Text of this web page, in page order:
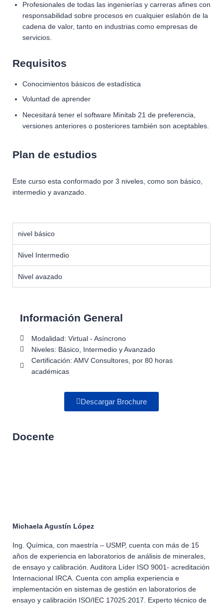
Profesionales de todas las ingenierías y carreras afines con
responsabilidad sobre procesos en cualquier eslabón de la
cadena de valor, tanto en industrias como empresas de
servicios.
Requisitos
Conocimientos básicos de estadística
Voluntad de aprender
Necesitará tener el software Minitab 21 de preferencia,
versiones anteriores o posteriores también son aceptables.
Plan de estudios
Este curso esta conformado por 3 niveles, como son básico,
intermedio y avanzado.
nivel básico
Nivel Intermedio
Nivel avazado
Información General
Modalidad: Virtual - Asíncrono
Niveles: Básico, Intermedio y Avanzado
Certificación: AMV Consultores, por 80 horas
académicas
Descargar Brochure
Docente
Michaela Agustín López
Ing. Química, con maestría – USMP, cuenta con más de 15
años de experiencia en laboratorios de análisis de minerales,
de ensayo y calibración. Auditora Líder ISO 9001- acreditación
Internacional IRCA. Cuenta con amplia experiencia e
implementación en sistemas de gestión en laboratorios de
ensayo y calibración ISO/IEC 17025:2017. Experto técnico de